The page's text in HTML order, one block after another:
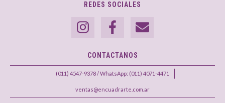
REDES SOCIALES
CONTACTANOS
(011) 4547-9378 / WhatsApp: (011) 4071-4471
ventas@encuadrarte.com.ar